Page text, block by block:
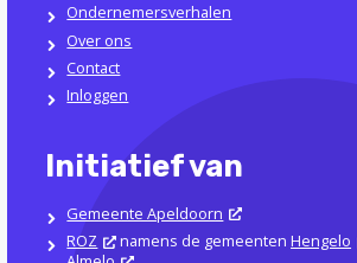
Ondernemersverhalen
Over ons
Contact
Inloggen
Initiatief van
Gemeente Apeldoorn
ROZ
namens de gemeentenHengelo